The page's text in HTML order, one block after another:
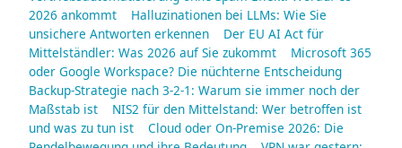
2026 ankommt
Halluzinationen bei LLMs: Wie Sie
unsichere Antworten erkennen
Der EU AI Act für
Mittelständler: Was 2026 auf Sie zukommt
Microsoft 365
oder Google Workspace? Die nüchterne Entscheidung
Backup-Strategie nach 3-2-1: Warum sie immer noch der
Maßstab ist
NIS2 für den Mittelstand: Wer betroffen ist
und was zu tun ist
Cloud oder On-Premise 2026: Die